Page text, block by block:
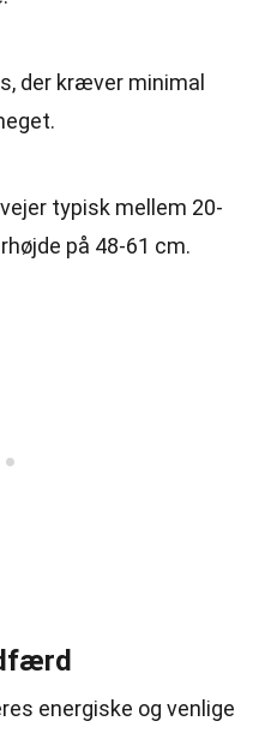
der kræver minimal
typisk mellem 20-
på 48-61 cm.
energiske og venlige